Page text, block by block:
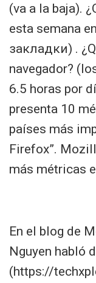
(va a la baja).
esta semana
закладки) .
navegador?
6.5 horas por
presenta 10
países más
Firefox”.
más métricas
En el blog de
Nguyen habló
(https://